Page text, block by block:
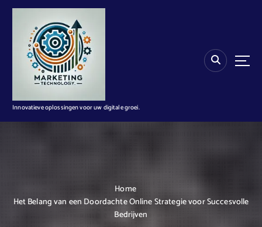
n
Innovatieve oplossingen voor uw digitale groei.
Home
Het Belang van een Doordachte Online Strategie voor Succesvolle
Bedrijven